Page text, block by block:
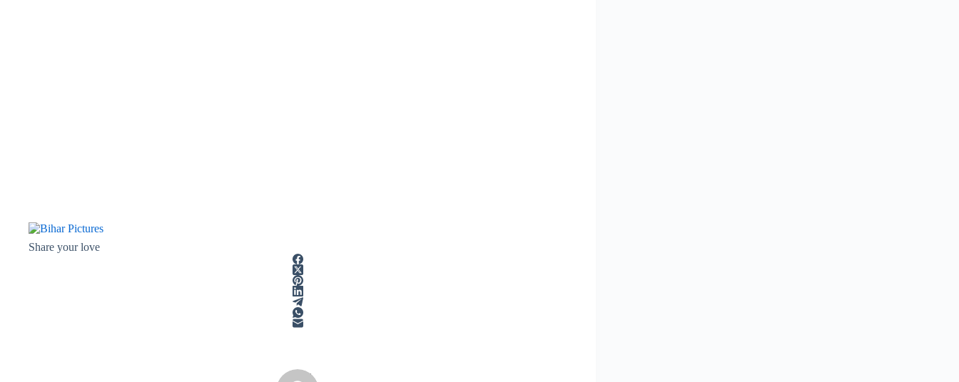
Share your love